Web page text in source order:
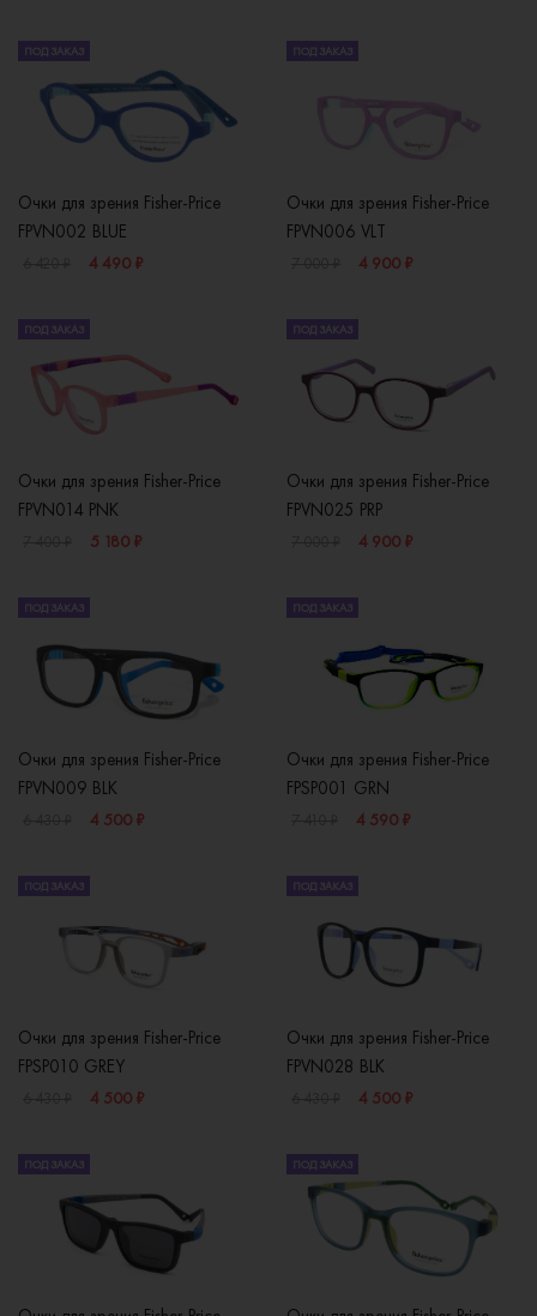
ПОД ЗАКАЗ
Очки для зрения Fisher-Price
FPVN002 BLUE
4 490 ₽
ПОД ЗАКАЗ
Очки для зрения Fisher-Price
FPVN006 VLT
4 900 ₽
ПОД ЗАКАЗ
Очки для зрения Fisher-Price
FPVN014 PNK
5 180 ₽
ПОД ЗАКАЗ
Очки для зрения Fisher-Price
FPVN025 PRP
4 900 ₽
ПОД ЗАКАЗ
Очки для зрения Fisher-Price
FPVN009 BLK
4 500 ₽
ПОД ЗАКАЗ
Очки для зрения Fisher-Price
FPSP001 GRN
4 590 ₽
ПОД ЗАКАЗ
Очки для зрения Fisher-Price
FPSP010 GREY
4 500 ₽
ПОД ЗАКАЗ
Очки для зрения Fisher-Price
FPVN028 BLK
4 500 ₽
ПОД ЗАКАЗ ПОД ЗАКАЗ